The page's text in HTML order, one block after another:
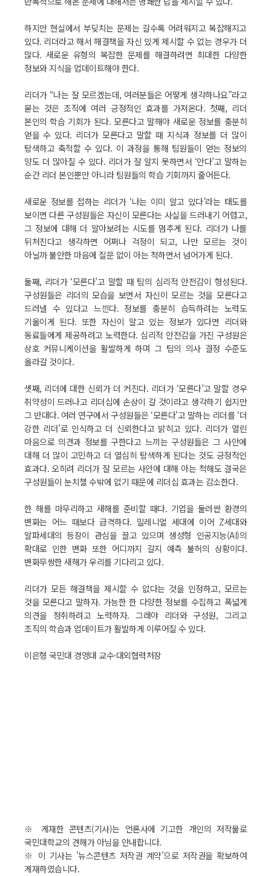
하지만 현실에서 부딪치는 문제는 갈수록 어려워지고 복잡해지고
있다. 리더라고 해서 해결책을 자신 있게 제시할 수 없는 경우가 더
많다. 새로운 유형의 복잡한 문제를 해결하려면 최대한 다양한
정보와 지식을 업데이트해야 한다.
리더가 “나는 잘 모르겠는데, 여러분들은 어떻게 생각하나요”라고
묻는 것은 조직에 여러 긍정적인 효과를 가져온다. 첫째, 리더
본인의 학습 기회가 된다. 모른다고 말해야 새로운 정보를 충분히
얻을 수 있다. 리더가 모른다고 말할 때 지식과 정보를 더 많이
탐색하고 축적할 수 있다. 이 과정을 통해 팀원들이 얻는 정보의
양도 더 많아질 수 있다. 리더가 잘 알지 못하면서 ‘안다’고 말하는
순간 리더 본인뿐만 아니라 팀원들의 학습 기회까지 줄어든다.
새로운 정보를 접하는 리더가 ‘나는 이미 알고 있다’라는 태도를
보이면 다른 구성원들은 자신이 모른다는 사실을 드러내기 어렵고,
그 정보에 대해 더 알아보려는 시도를 멈추게 된다. 리더가 나를
뒤처진다고 생각하면 어쩌나 걱정이 되고, 나만 모르는 것이
아닐까 불안한 마음에 질문 없이 아는 척하면서 넘어가게 된다.
둘째, 리더가 ‘모른다’고 말할 때 팀의 심리적 안전감이 형성된다.
구성원들은 리더의 모습을 보면서 자신이 모르는 것을 모른다고
드러낼 수 있다고 느낀다. 정보를 충분히 습득하려는 노력도
기울이게 된다. 또한 자신이 알고 있는 정보가 있다면 리더와
동료들에게 제공하려고 노력한다. 심리적 안전감을 가진 구성원은
상호 커뮤니케이션을 활발하게 하며 그 팀의 의사 결정 수준도
올라갈 것이다.
셋째, 리더에 대한 신뢰가 더 커진다. 리더가 ‘모른다’고 말할 경우
취약성이 드러나고 리더십에 손상이 갈 것이라고 생각하기 쉽지만
그 반대다. 여러 연구에서 구성원들은 ‘모른다’고 말하는 리더를 ‘더
강한 리더’로 인식하고 더 신뢰한다고 밝히고 있다. 리더가 열린
마음으로 의견과 정보를 구한다고 느끼는 구성원들은 그 사안에
대해 더 많이 고민하고 더 열심히 탐색하게 된다는 것도 긍정적인
효과다. 오히려 리더가 잘 모르는 사안에 대해 아는 척해도 결국은
구성원들이 눈치챌 수밖에 없기 때문에 리더십 효과는 감소한다.
한 해를 마무리하고 새해를 준비할 때다. 기업을 둘러싼 환경의
변화는 어느 때보다 급격하다. 밀레니얼 세대에 이어 Z세대와
알파세대의 등장이 관심을 끌고 있으며 생성형 인공지능(AI)의
확대로 인한 변화 또한 어디까지 갈지 예측 불허의 상황이다.
변화무쌍한 새해가 우리를 기다리고 있다.
리더가 모든 해결책을 제시할 수 없다는 것을 인정하고, 모르는
것을 모른다고 말하자. 가능한 한 다양한 정보를 수집하고 폭넓게
의견을 청취하려고 노력하자. 그래야 리더와 구성원, 그리고
조직의 학습과 업데이트가 활발하게 이루어질 수 있다.
이은형 국민대 경영대 교수·대외협력처장
※ 게재한 콘텐츠(기사)는 언론사에 기고한 개인의 저작물로
국민대학교의 견해가 아님을 안내합니다.
※ 이 기사는 '뉴스콘텐츠 저작권 계약'으로 저작권을 확보하여
게재하였습니다.